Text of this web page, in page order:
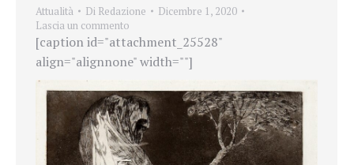
Attualità Di Redazione
Dicembre 1, 2020
Lascia un commento
[caption id="attachment_25528"
align="alignnone" width=""]